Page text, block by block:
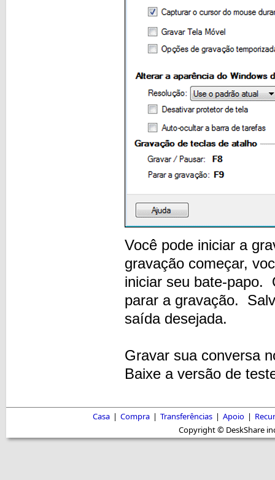
Você pode iniciar a
gravação começar,
iniciar seu bate-papo.
parar a gravação.
saída desejada.
Gravar sua conversa
Baixe a versão de
Casa | Compra | Transferências | Apoio |
Copyright © DeskShare